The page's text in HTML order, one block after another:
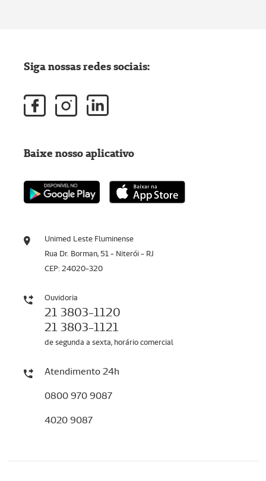
Unimed Leste Fluminense
Rua Dr. Borman, 51 - Niterói - RJ
CEP: 24020-320
Ouvidoria
21 3803-1120
21 3803-1121
de segunda a sexta, horário comercial
Atendimento 24h
0800 970 9087
4020 9087
Siga nossas redes sociais:
Baixe nosso aplicativo